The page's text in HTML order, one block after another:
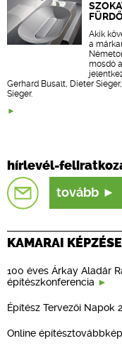
Akik
a
mosdó
Gerhard Busalt, Dieter
Sieger.
hírlevél-
tovább
KAMARAI
100 éves Árkay Aladár
építészkonferencia
Építész Tervezői Napok
Online